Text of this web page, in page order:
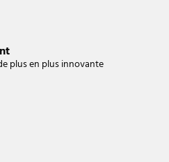
plus en plus innovante